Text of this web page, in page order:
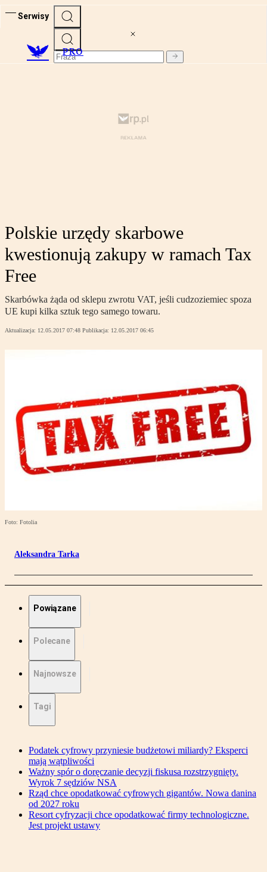
Serwisy
PRO
Polskie urzędy skarbowe
kwestionują zakupy w ramach Tax
Free
Skarbówka żąda od sklepu zwrotu VAT, jeśli cudzoziemiec spoza
UE kupi kilka sztuk tego samego towaru.
Aktualizacja: 12.05.2017 07:48 Publikacja: 12.05.2017 06:45
Foto: Fotolia
Aleksandra Tarka
Powiązane
Polecane
Najnowsze
Tagi
Podatek cyfrowy przyniesie budżetowi miliardy? Eksperci
mają wątpliwości
Ważny spór o doręczanie decyzji fiskusa rozstrzygnięty.
Wyrok 7 sędziów NSA
Rząd chce opodatkować cyfrowych gigantów. Nowa danina
od 2027 roku
Resort cyfryzacji chce opodatkować firmy technologiczne.
Jest projekt ustawy